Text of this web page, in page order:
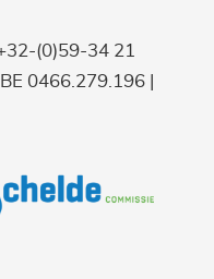
(0)59-34 21
0466.279.196 |